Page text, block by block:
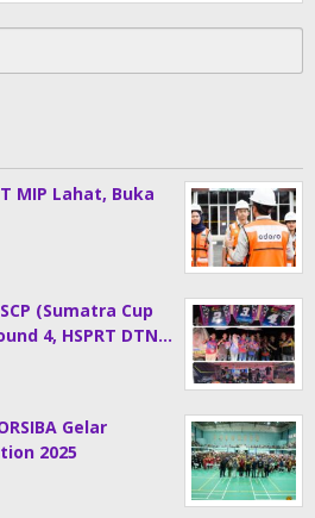
MIP Lahat, Buka
(Sumatra Cup
4, HSPRT DTN…
Gelar
2025